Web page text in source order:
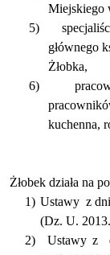
Miejskiego
5)
głównego
Żłobka,
6)
kuchenna,
Żłobek działa na
1) Ustawy z
(Dz. U.
2)
Ustawy z